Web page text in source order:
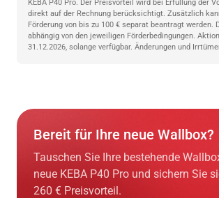
KEBA P40 Pro. Der Preisvorteil wird bei Erfüllung der
direkt auf der Rechnung berücksichtigt. Zusätzlich
Förderung von bis zu 100 € separat beantragt werden.
abhängig von den jeweiligen Förderbedingungen.
31.12.2026, solange verfügbar. Änderungen und
Bereit für Ihre neue Wallbox?
Tauschen Sie Ihre bestehende
neue KEBA P40 Pro und sichern Sie
260 € Preisvorteil.